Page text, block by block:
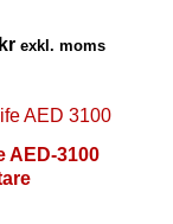
kr exkl. moms
AED-3100